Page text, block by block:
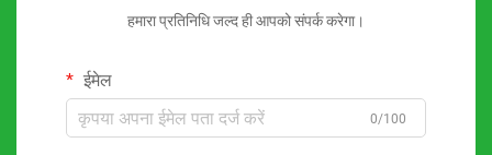
हमारा प्रतिनिधि जल्द ही आपको संपर्क करेगा।
ईमेल
0/100